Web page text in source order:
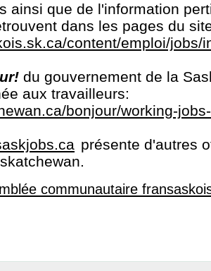
ainsi que de l'information
dans les pages du
content/emploi/jobs/
du gouvernement de la
aux travailleurs:
bonjour/working-
présente d'autres
communautaire